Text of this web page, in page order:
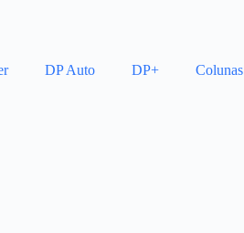
DP Auto DP+ Colunas